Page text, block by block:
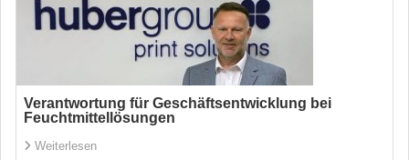
Verantwortung für Geschäftsentwicklung bei
Feuchtmittellösungen
Weiterlesen